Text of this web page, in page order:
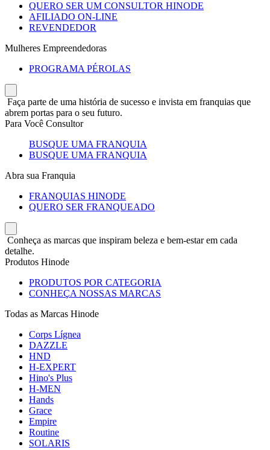
QUERO SER UM CONSULTOR HINODE
AFILIADO ON-LINE
REVENDEDOR
Mulheres Empreendedoras
PROGRAMA PÉROLAS
Faça parte de uma história de sucesso e invista em franquias que
abrem portas para o seu futuro.
Para Você Consultor
BUSQUE UMA FRANQUIA
BUSQUE UMA FRANQUIA
Abra sua Franquia
FRANQUIAS HINODE
QUERO SER FRANQUEADO
Conheça as marcas que inspiram beleza e bem-estar em cada
detalhe.
Produtos Hinode
PRODUTOS POR CATEGORIA
CONHEÇA NOSSAS MARCAS
Todas as Marcas Hinode
Corps Lígnea
DAZZLE
HND
H-EXPERT
Hino's Plus
H-MEN
Hands
Grace
Empire
Routine
SOLARIS